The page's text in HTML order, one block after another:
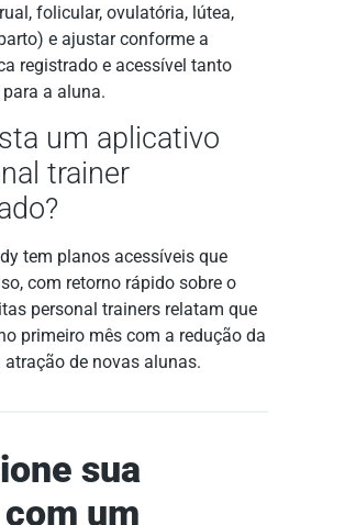
folicular, ovulatória, lútea,
e ajustar conforme a
registrado e acessível tanto
a aluna.
um aplicativo
trainer
tem planos acessíveis que
com retorno rápido sobre o
personal trainers relatam que
primeiro mês com a redução da
de novas alunas.
sua
um